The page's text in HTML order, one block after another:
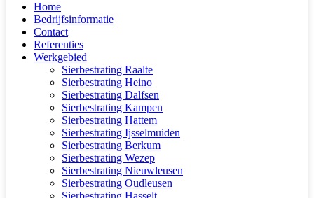
Home
Bedrijfsinformatie
Contact
Referenties
Werkgebied
Sierbestrating Raalte
Sierbestrating Heino
Sierbestrating Dalfsen
Sierbestrating Kampen
Sierbestrating Hattem
Sierbestrating Ijsselmuiden
Sierbestrating Berkum
Sierbestrating Wezep
Sierbestrating Nieuwleusen
Sierbestrating Oudleusen